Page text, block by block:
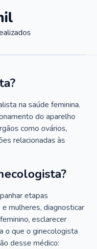
na saúde feminina.
do aparelho
como ovários,
relacionadas às
etapas
mulheres, diagnosticar
esclarecer
o que o ginecologista
desse médico: